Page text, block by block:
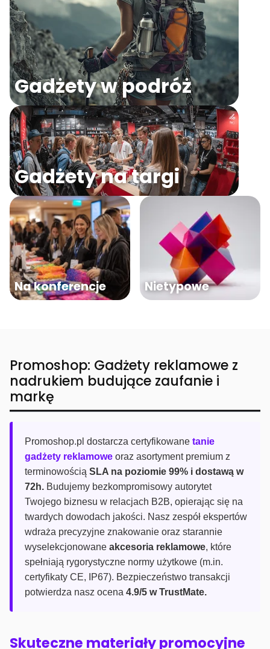
Gadżety w podróż
Gadżety na targi
Na konferencje Nietypowe
Promoshop: Gadżety reklamowe z
nadrukiem budujące zaufanie i
markę
Promoshop.pl dostarcza certyfikowane tanie
gadżety reklamowe oraz asortyment premium z
terminowością SLA na poziomie 99% i dostawą w
72h. Budujemy bezkompromisowy autorytet
Twojego biznesu w relacjach B2B, opierając się na
twardych dowodach jakości. Nasz zespół ekspertów
wdraża precyzyjne znakowanie oraz starannie
wyselekcjonowane akcesoria reklamowe, które
spełniają rygorystyczne normy użytkowe (m.in.
certyfikaty CE, IP67). Bezpieczeństwo transakcji
potwierdza nasz ocena 4.9/5 w TrustMate.
Skuteczne materiały promocyjne